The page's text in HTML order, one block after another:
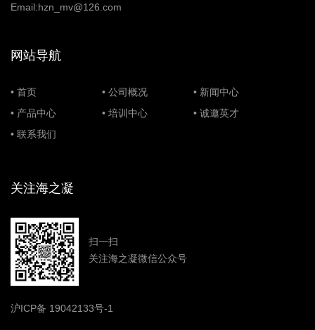
Email:hzn_mv@126.com
网站导航
• 首页 • 公司概况 • 新闻中心
• 产品中心 • 培训中心 • 诚邀英才
• 联系我们
关注海之凝
扫一扫
关注海之凝微信公众号
沪ICP备 19042133号-1